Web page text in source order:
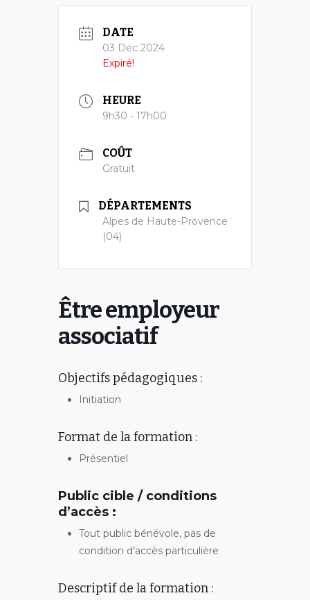
DATE
03 Déc 2024
Expiré!
HEURE
9h30 - 17h00
COÛT
Gratuit
DÉPARTEMENTS
Alpes de Haute-Provence
(04)
Être employeur
associatif
Objectifs pédagogiques :
Initiation
Format de la formation :
Présentiel
Public cible / conditions
d’accès :
Tout public bénévole, pas de
condition d’accès particulière
Descriptif de la formation :